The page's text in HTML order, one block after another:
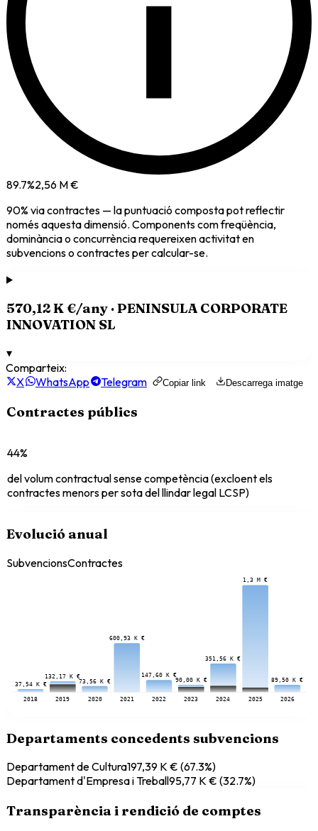
89.7%2,56 M €
90% viacontractes — la puntuació composta pot reflectir
només aquesta dimensió. Components com freqüència,
dominància o concurrència requereixen activitat en
subvencions o contractes per calcular-se.
570,12 K €/any ·PENINSULA CORPORATE
INNOVATION SL
▾
Comparteix:
X
WhatsApp Telegram Copiar link Descarrega imatge
Contractes públics
44%
del volum contractual sense competència (excloent els
contractes menors per sota del llindar legal LCSP)
Evolució anual
SubvencionsContractes
37,54 K €
2018
132,17 K €
2019
73,56 K €
2020
600,93 K €
2021
147,60 K €
2022
90,00 K €
2023
351,56 K €
2024
1,3 M €
2025
89,50 K €
2026
Departaments concedents subvencions
Departament de Cultura197,39 K € (67.3%)
Departament d'Empresa i Treball95,77 K € (32.7%)
Transparència i rendició de comptes